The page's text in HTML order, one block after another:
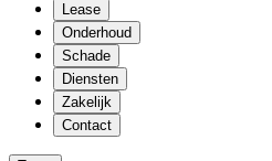
Lease
Onderhoud
Schade
Diensten
Zakelijk
Contact